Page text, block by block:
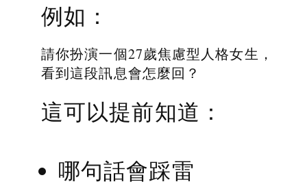
例如：
請你扮演一個27歲焦慮型人格女生，
看到這段訊息會怎麼回？
這可以提前知道：
哪句話會踩雷